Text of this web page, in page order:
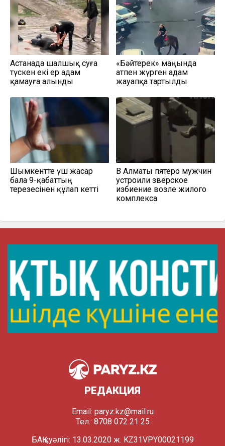
Астанада шалшық суға
түскен екі ер адам
қамауға алынды
«Бәйтерек» маңында
атпен жүрген адам
жауапқа тартылды
Шымкентте үш жасар
бала 9-қабаттың
терезесінен құлап кетті
В Алматы пятеро мужчин
устроили зверское
избиение возле жилого
комплекса
РЕДАКЦИЯ
Email: paryz.kz@mail.ru
Тел.: 8708 072 21 25
БАҚ куәлігі: 13.03.2020 ж. KZ31VPY00021199